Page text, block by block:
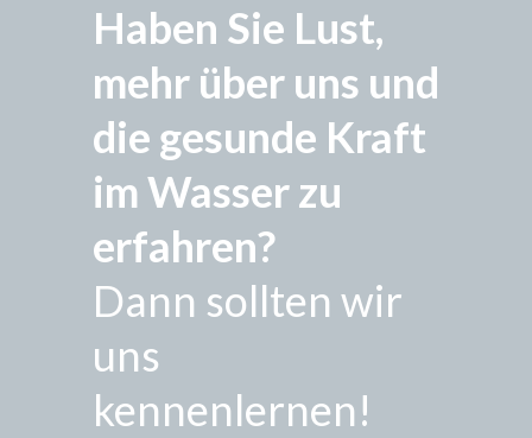
Haben Sie Lust,
mehr über uns und
die gesunde Kraft
im Wasser zu
erfahren?
Dann sollten wir
uns
kennenlernen!